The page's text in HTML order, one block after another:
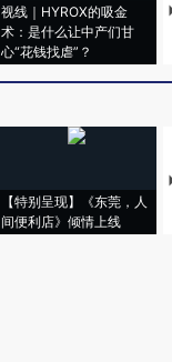
视线｜HYROX的吸金
术：是什么让中产们甘
心“花钱找虐”？
【特别呈现】《东莞，人
间便利店》倾情上线